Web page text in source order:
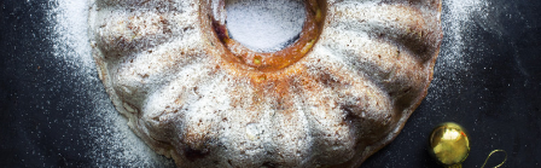
APIE MANE
PSICHOLOGIJA
HOROSKOPAI